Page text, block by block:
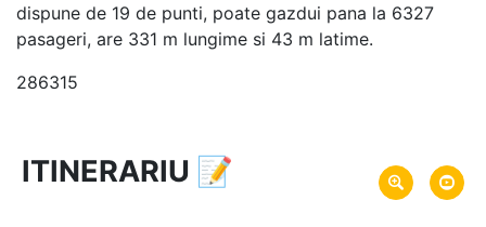
dispune de 19 de punti, poate gazdui pana la 6327
pasageri, are 331 m lungime si 43 m latime.
286315
8 zile vacanta de croaziera in
Fiordurile Norvegiene -link oferta
ITINERARIU 📝